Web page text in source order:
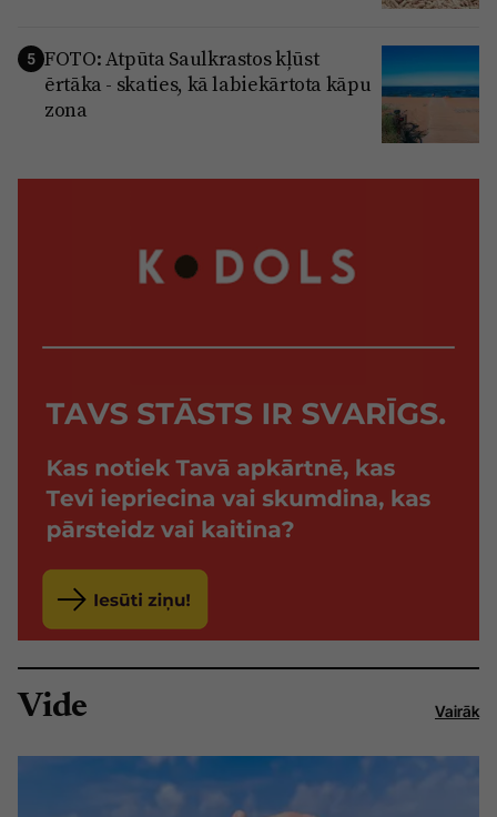
5 FOTO: Atpūta Saulkrastos kļūst
ērtāka - skaties, kā labiekārtota kāpu
zona
Vide Vairāk